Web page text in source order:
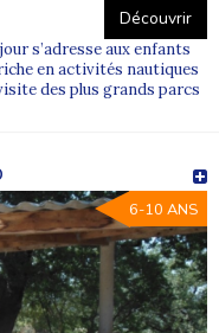
Découvrir
s’adresse aux enfants
en activités nautiques
des plus grands parcs
6-10 ANS